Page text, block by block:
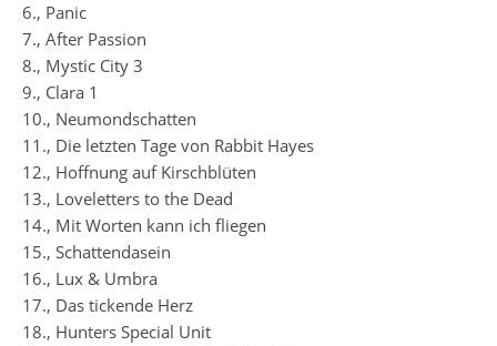
6., Panic
7., After Passion
8., Mystic City 3
9., Clara 1
10., Neumondschatten
11., Die letzten Tage von Rabbit Hayes
12., Hoffnung auf Kirschblüten
13., Loveletters to the Dead
14., Mit Worten kann ich fliegen
15., Schattendasein
16., Lux & Umbra
17., Das tickende Herz
18., Hunters Special Unit